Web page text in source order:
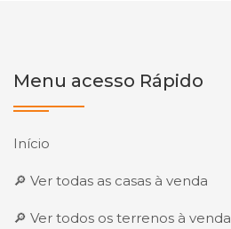
Menu acesso Rápido
Início
🔎 Ver todas as casas à venda
🔎 Ver todos os terrenos à venda